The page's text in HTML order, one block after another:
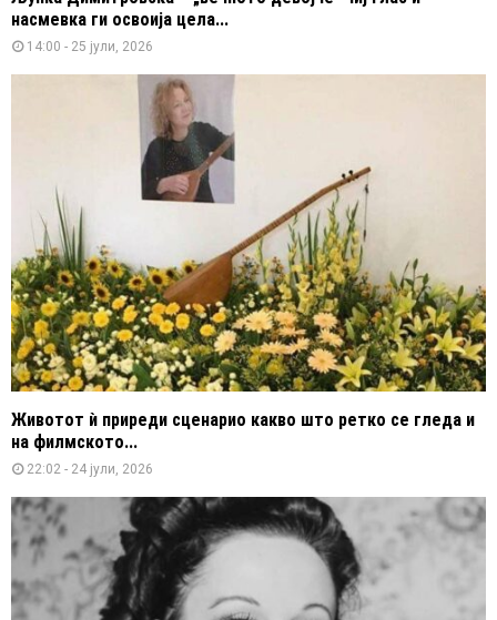
насмевка ги освоија цела...
14:00 - 25 јули, 2026
Животот ѝ приреди сценарио какво што ретко се гледа и
на филмското...
22:02 - 24 јули, 2026